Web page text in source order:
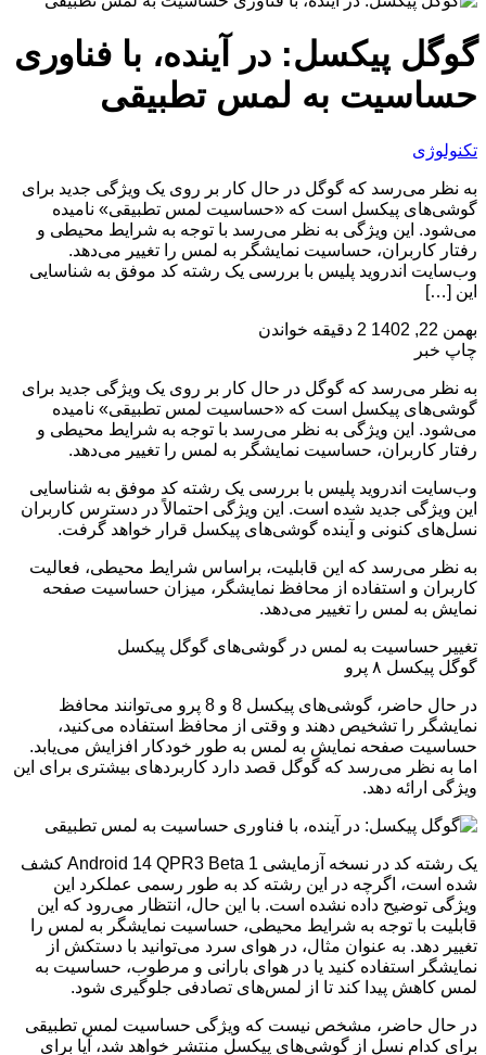
گوگل پیکسل: در آینده، با فناوری
حساسیت به لمس تطبیقی
تکنولوژی
به نظر می‌رسد که گوگل در حال کار بر روی یک ویژگی جدید برای
گوشی‌های پیکسل است که «حساسیت لمس تطبیقی» نامیده
می‌شود. این ویژگی به نظر می‌رسد با توجه به شرایط محیطی و
رفتار کاربران، حساسیت نمایشگر به لمس را تغییر می‌دهد.
وب‌سایت اندروید پلیس با بررسی یک رشته کد موفق به شناسایی
این […]
بهمن 22, 1402
2 دقیقه خواندن
چاپ خبر
به نظر می‌رسد که گوگل در حال کار بر روی یک ویژگی جدید برای
گوشی‌های پیکسل است که «حساسیت لمس تطبیقی» نامیده
می‌شود. این ویژگی به نظر می‌رسد با توجه به شرایط محیطی و
رفتار کاربران، حساسیت نمایشگر به لمس را تغییر می‌دهد.
وب‌سایت اندروید پلیس با بررسی یک رشته کد موفق به شناسایی
این ویژگی جدید شده است. این ویژگی احتمالاً در دسترس کاربران
نسل‌های کنونی و آینده گوشی‌های پیکسل قرار خواهد گرفت.
به نظر می‌رسد که این قابلیت، براساس شرایط محیطی، فعالیت
کاربران و استفاده از محافظ نمایشگر، میزان حساسیت صفحه
نمایش به لمس را تغییر می‌دهد.
تغییر حساسیت به لمس در گوشی‌های گوگل پیکسل
گوگل پیکسل ۸ پرو
در حال حاضر، گوشی‌های پیکسل 8 و 8 پرو می‌توانند محافظ
نمایشگر را تشخیص دهند و وقتی از محافظ استفاده می‌کنید،
حساسیت صفحه نمایش به لمس به طور خودکار افزایش می‌یابد.
اما به نظر می‌رسد که گوگل قصد دارد کاربردهای بیشتری برای این
ویژگی ارائه دهد.
یک رشته کد در نسخه آزمایشی Android 14 QPR3 Beta 1 کشف
شده است، اگرچه در این رشته کد به طور رسمی عملکرد این
ویژگی توضیح داده نشده است. با این حال، انتظار می‌رود که این
قابلیت با توجه به شرایط محیطی، حساسیت نمایشگر به لمس را
تغییر دهد. به عنوان مثال، در هوای سرد می‌توانید با دستکش از
نمایشگر استفاده کنید یا در هوای بارانی و مرطوب، حساسیت به
لمس کاهش پیدا کند تا از لمس‌های تصادفی جلوگیری شود.
در حال حاضر، مشخص نیست که ویژگی حساسیت لمس تطبیقی
برای کدام نسل از گوشی‌های پیکسل منتشر خواهد شد، آیا برای